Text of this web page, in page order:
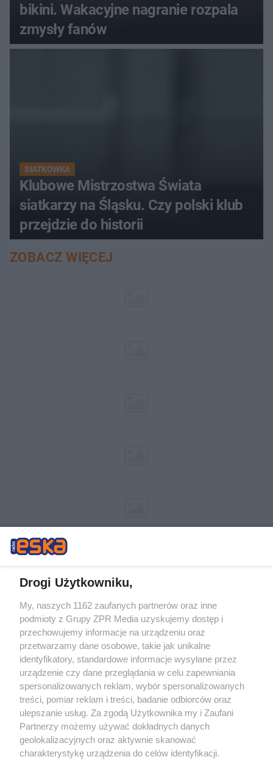
bikini. Wakacyjne nagranie rozpala
zmysły fanów
SIATKÓWKA
Klubowe Mistrzostwa Świata
siatkarzy na Śląsku. Czy polski klub
przejdzie do historii
ZOBACZ WIĘCEJ
Żaden utwór zamieszczony w serwisie nie może być powielany i
rozpowszechniany lub dalej rozpowszechniany w jakikolwiek sposób (w
tym także elektroniczny lub mechaniczny) na jakimkolwiek polu
eksploatacji w jakiejkolwiek formie, włącznie z umieszczaniem w
Internecie bez pisemnej zgody właściciela praw. Jakiekolwiek użycie lub
wykorzystanie utworów w całości lub w części z naruszeniem prawa,
tzn. bez właściwej zgody, jest zabronione pod groźbą kary i może być
ścigane prawnie.
Drogi Użytkowniku,
My, naszych 1162 zaufanych partnerów oraz inne
podmioty z Grupy ZPR Media uzyskujemy dostęp i
przechowujemy informacje na urządzeniu oraz
przetwarzamy dane osobowe, takie jak unikalne
identyfikatory, standardowe informacje wysyłane przez
urządzenie czy dane przeglądania w celu zapewniania
spersonalizowanych reklam, wybór spersonalizowanych
treści, pomiar reklam i treści, badanie odbiorców oraz
ulepszanie usług. Za zgodą Użytkownika my i Zaufani
Partnerzy możemy używać dokładnych danych
geolokalizacyjnych oraz aktywnie skanować
charakterystykę urządzenia do celów identyfikacji.